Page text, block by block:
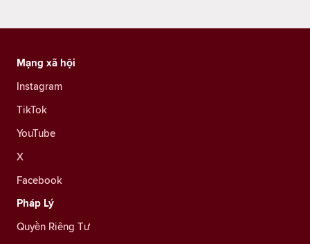
Mạng xã hội
Instagram
TikTok
YouTube
X
Facebook
Pháp Lý
Quyền Riêng Tư